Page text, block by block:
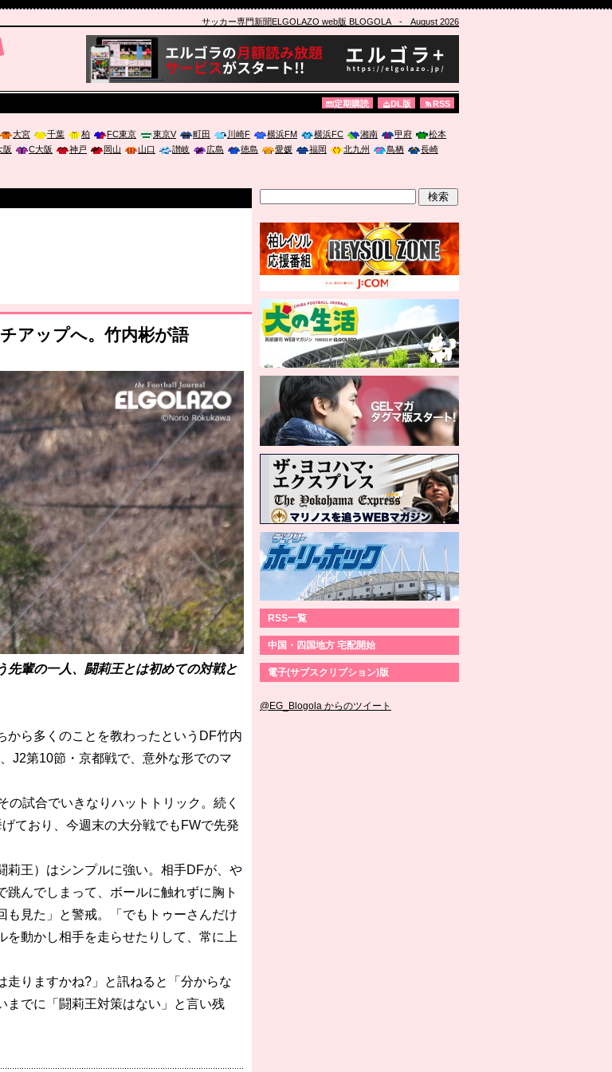
サッカー専門新聞ELGOLAZO web版 BLOGOLA- August 2026
定期購読 DL版 RSS
大宮 千葉 柏 FC東京 東京V 町田 川崎F 横浜FM 横浜FC 湘南 甲府
松本
阪 C大阪 神戸 岡山 山口 讃岐 広島 徳島 愛媛 福岡 北九州 鳥栖
長崎
アップへ。竹内彬が語
先輩の一人、闘莉王とは初めての対戦と
ら多くのことを教わったというDF竹内
J2第10節・京都戦で、意外な形でのマ
試合でいきなりハットトリック。続く
ており、今週末の大分戦でもFWで先発
王）はシンプルに強い。相手DFが、や
んでしまって、ボールに触れずに胸ト
も見た」と警戒。「でもトゥーさんだけ
を動かし相手を走らせたりして、常に上
走りますかね?」と訊ねると「分からな
までに「闘莉王対策はない」と言い残
RSS一覧
中国・四国地方 宅配開始
電子(サブスクリプション)版
@EG_Blogola からのツイート